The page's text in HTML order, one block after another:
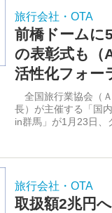
旅行会社・OTA
前橋ドームに
の表彰式も（
活性化フォー
全国旅行業協会（
長）が主催する「国
in群馬」が1月23日、
旅行会社・OTA
取扱額2兆円